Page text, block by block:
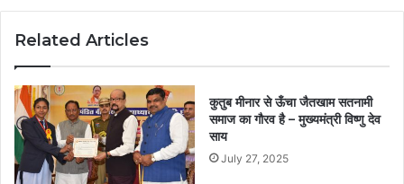
Related Articles
कुतुब मीनार से ऊँचा जैतखाम सतनामी
समाज का गौरव है – मुख्यमंत्री विष्णु देव
साय
July 27, 2025